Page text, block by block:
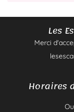
Les
Merci
Horaires